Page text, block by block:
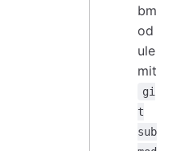
bm
od
ule
mit
gi
t
sub